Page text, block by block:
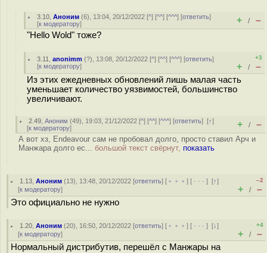
3.10 ,Аноним (6), 13:04, 20/12/2022 [^] [^^] [^^^] [ответить]
[к модератору] + / –
"Hello Wold" тоже?
3.11 ,anonimm (?), 13:08, 20/12/2022 [^] [^^] [^^^] [ответить]
[к модератору]
+3
+ / –
Из этих ежедневных обновлений лишь малая часть
уменьшает количество уязвимостей, большинство
увеличивают.
2.49 ,Аноним (49), 19:03, 21/12/2022 [^] [^^] [^^^] [ответить][↑]
[к модератору] + / –
А вот хз, Endeavour сам не пробовал долго, просто ставил Арч и
Манжара долго ес... большой текст свёрнут, показать
1.13 ,Аноним (13), 13:48, 20/12/2022 [ответить] [ ﹢﹢﹢] [ · · ·][↑]
[к модератору]
–2
+ / –
Это официально не нужно
1.20 ,Аноним (20), 16:50, 20/12/2022 [ответить] [ ﹢﹢﹢] [ · · ·][↓]
[к модератору]
+4
+ / –
Нормальный дистрибутив, перешёл с Манжары на